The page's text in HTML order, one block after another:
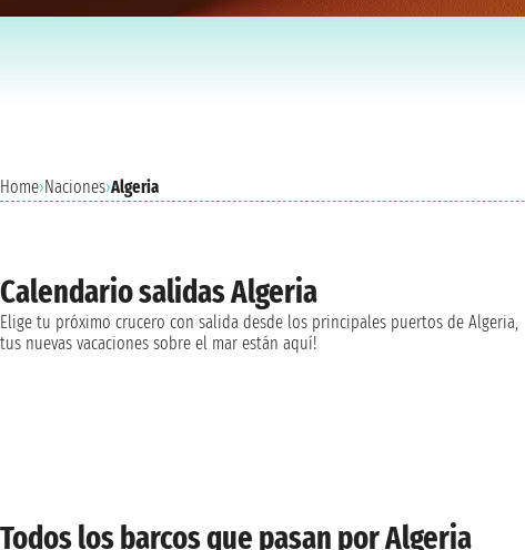
Home›Naciones›Algeria
Calendario salidas Algeria
Elige tu próximo crucero con salida desde los principales puertos de Algeria,
tus nuevas vacaciones sobre el mar están aquí!
Todos los barcos que pasan por Algeria